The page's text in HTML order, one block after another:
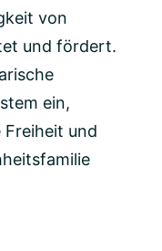
von
und fördert.
ein,
Freiheit und